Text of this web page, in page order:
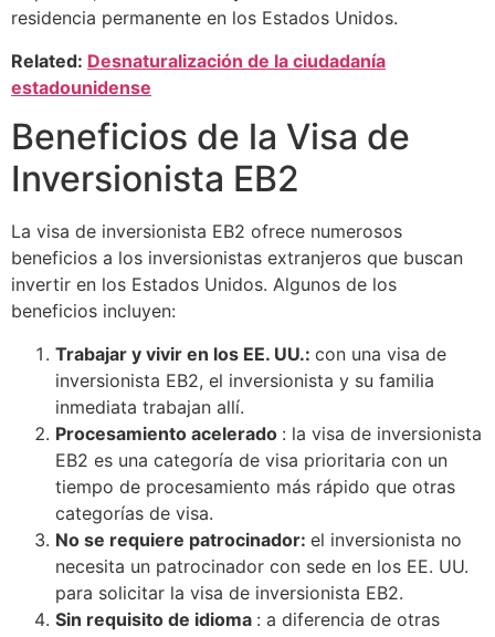
residencia permanente en los Estados Unidos.
Related: Desnaturalización de la ciudadanía
estadounidense
Beneficios de la Visa de
Inversionista EB2
La visa de inversionista EB2 ofrece numerosos
beneficios a los inversionistas extranjeros que buscan
invertir en los Estados Unidos. Algunos de los
beneficios incluyen:
Trabajar y vivir en los EE. UU.: con una visa de
inversionista EB2, el inversionista y su familia
inmediata trabajan allí.
Procesamiento acelerado : la visa de inversionista
EB2 es una categoría de visa prioritaria con un
tiempo de procesamiento más rápido que otras
categorías de visa.
No se requiere patrocinador: el inversionista no
necesita un patrocinador con sede en los EE. UU.
para solicitar la visa de inversionista EB2.
Sin requisito de idioma : a diferencia de otras